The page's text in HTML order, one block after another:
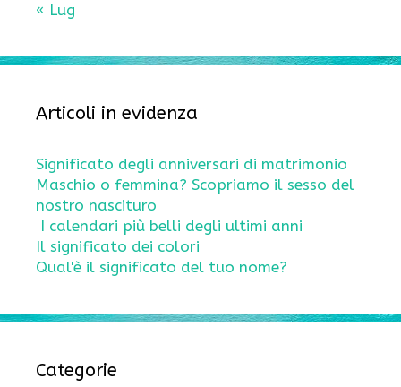
« Lug
Articoli in evidenza
Significato degli anniversari di matrimonio
Maschio o femmina? Scopriamo il sesso del
nostro nascituro
I calendari più belli degli ultimi anni
Il significato dei colori
Qual'è il significato del tuo nome?
Categorie